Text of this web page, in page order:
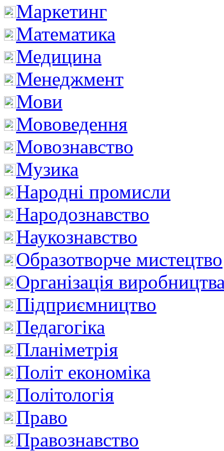
Маркетинг
Математика
Медицина
Менеджмент
Мови
Мововедення
Мовознавство
Музика
Народні промисли
Народознавство
Наукознавство
Образотворче мистецтво
Організація
Підприємництво
Педагогіка
Планіметрія
Політ економіка
Політологія
Право
Правознавство